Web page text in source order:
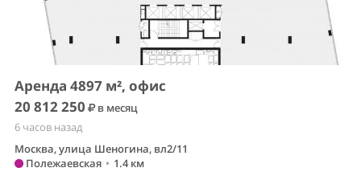
Аренда 4897 м², офис
20 812 250
в месяц
6 часов назад
Москва, улица Шеногина, вл2/11
Полежаевская • 1.4 км